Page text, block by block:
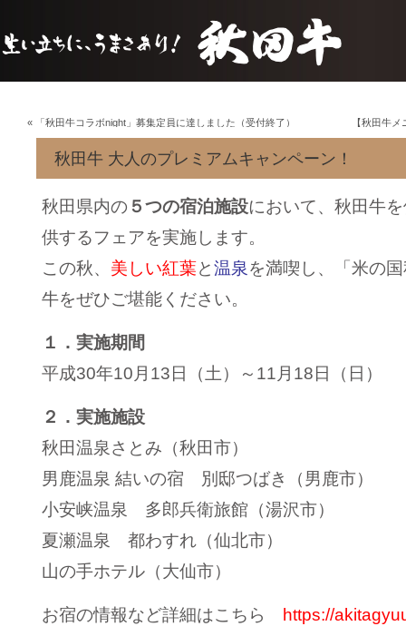
« 「秋田牛コラボnight」募集定員に達しました（受付終了） 【秋田牛
秋田牛 大人のプレミアムキャンペーン！
秋田県内の ５つの宿泊施設において、秋田牛
供するフェアを実施します。
この秋、 美しい紅葉と温泉を満喫し、「米の
牛をぜひご堪能ください。
１．実施期間
平成30年10月13日（土）～11月18日（日）
２．実施施設
秋田温泉さとみ（秋田市）
男鹿温泉 結いの宿 別邸つばき（男鹿市）
小安峡温泉 多郎兵衛旅館（湯沢市）
夏瀬温泉 都わすれ（仙北市）
山の手ホテル（大仙市）
お宿の情報など詳細はこちら https://